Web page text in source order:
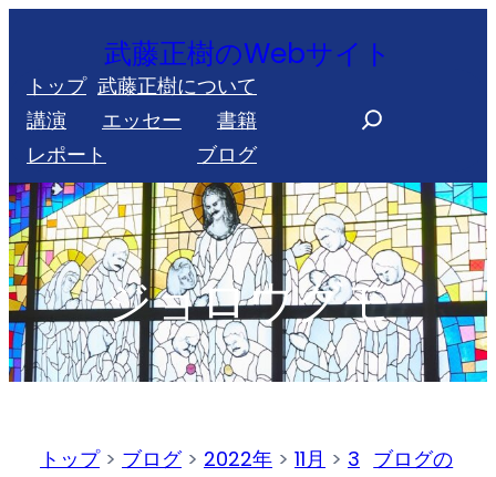
を
ス
キ
ッ
プ
武藤正樹のWebサイト
トップ 武藤正樹について
講演
エッセー
書籍
レポート
ブログ
r
c
h
ジョロウグモ
トップ> ブログ> 2022年 > 11月 > 3 ブログの